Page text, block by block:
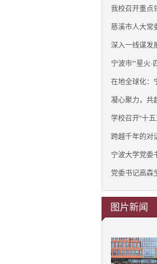
我校召开重点
慈溪市人大常
深入一线谋发
宁波市“‘星火
在地全球化：
凝心聚力，共
学校召开“十
跨越千年的对
宁波大学党委
党委书记高森
图片新闻